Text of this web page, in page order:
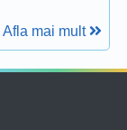
Afla mai mult